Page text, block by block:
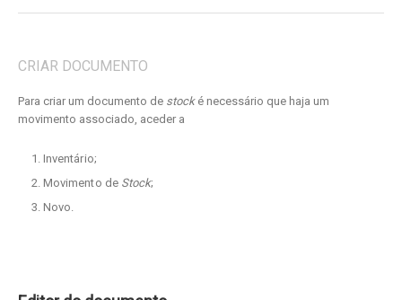
CRIAR DOCUMENTO
Para criar um documento de stocké necessário que haja um
movimento associado, aceder a
Inventário;
Movimento de Stock;
Novo.